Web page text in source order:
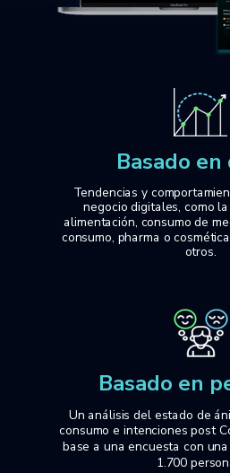
Basado
Tendencias y
negocio digitales, como
alimentación, consumo de
consumo, pharma o
otros.
Basado en
Un análisis del estado de
consumo e intenciones post
base a una encuesta con
1.700